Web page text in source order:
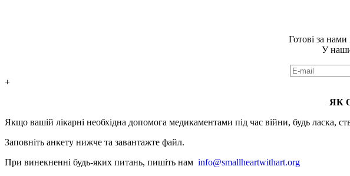
Готові за нами
У
+
ЯК
Якщо вашій лікарні необхідна допомога медикаментами під час війни, будь ласка,
Заповніть анкету нижче та завантажте файл.
При винекненні будь-яких питань, пишіть нам info@smallheartwithart.org